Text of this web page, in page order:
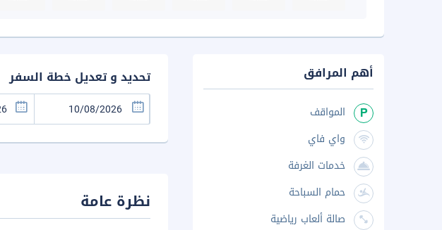
تحديد و تعديل خطة السفر
نظرة عامة
أهم المرافق
المواقف
واي فاي
خدمات الغرفة
حمام السباحة
صالة ألعاب رياضية